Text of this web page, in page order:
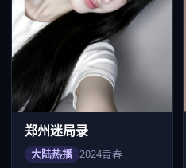
郑州迷局录
大陆热播 2024青春